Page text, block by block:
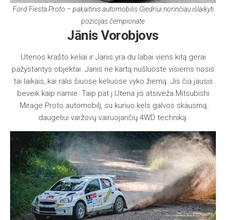
Ford Fiesta Proto – pakaitinis automobilis Giedriui norinčiau išlaikyti
pozicijas čempionate
Jānis Vorobjovs
Utenos krašto keliai ir Janis yra du labai viens kitą gerai
pažystantys objektai. Janis ne kartą nušluostė visiems nosis
tai laikais, kai ralis šiuose keliuose vyko žiemą. Jis čia jausis
beveik kaip namie. Taip pat į Utena jis atsiveža Mitsubishi
Mirage Proto automobilį, su kuriuo kels galvos skausmą
daugeliui varžovų vairuojančių 4WD techniką.